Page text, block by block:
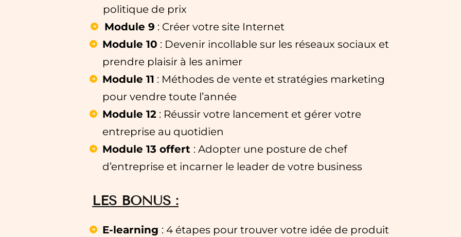
politique de prix
Module 9 : Créer votre site Internet
Module 10 : Devenir incollable sur les réseaux sociaux et
prendre plaisir à les animer
Module 11 : Méthodes de vente et stratégies marketing
pour vendre toute l’année
Module 12 : Réussir votre lancement et gérer votre
entreprise au quotidien
Module 13 offert : Adopter une posture de chef
d’entreprise et incarner le leader de votre business
LES BONUS :
E-learning : 4 étapes pour trouver votre idée de produit